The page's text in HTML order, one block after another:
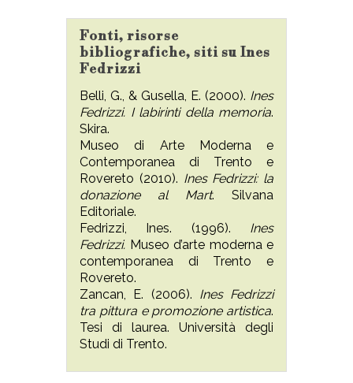
Fonti, risorse
bibliografiche, siti su Ines
Fedrizzi
Belli, G., & Gusella, E. (2000). Ines
Fedrizzi. I labirinti della memoria.
Skira.
Museo di Arte Moderna e
Contemporanea di Trento e
Rovereto (2010). Ines Fedrizzi: la
donazione al Mart. Silvana
Editoriale.
Fedrizzi, Ines. (1996). Ines
Fedrizzi. Museo d’arte moderna e
contemporanea di Trento e
Rovereto.
Zancan, E. (2006). Ines Fedrizzi
tra pittura e promozione artistica.
Tesi di laurea. Università degli
Studi di Trento.